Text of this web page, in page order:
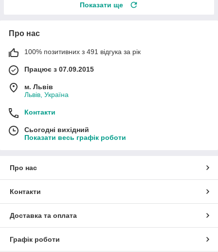
Показати ще
Про нас
100% позитивних з 491 відгука за рік
Працює з 07.09.2015
м. Львів
Львів, Україна
Контакти
Сьогодні вихідний
Показати весь графік роботи
Про нас
Контакти
Доставка та оплата
Графік роботи